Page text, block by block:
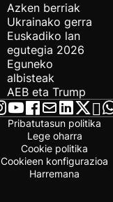
Azken berriak
Ukrainako gerra
Euskadiko lan
egutegia 2026
Eguneko
albisteak
AEB eta Trump
Pribatutasun politika
Lege oharra
Cookie politika
Cookieen konfigurazioa
Harremana